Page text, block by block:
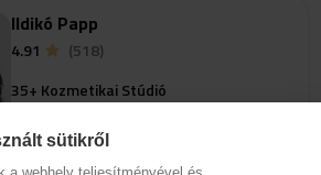
sütikről
Ildikó Papp
4.91
(518)
35+ Kozmetikai Stúdió
Bokréta utca 11-13.